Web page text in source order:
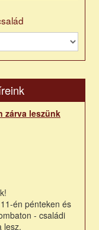
zárva leszünk
én pénteken és
- családi
lesz.